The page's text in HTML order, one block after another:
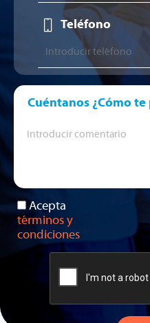
Teléfono
Cuéntanos ¿Cómo
Acepta
términos y
condiciones